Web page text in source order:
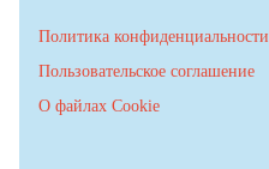
Политика конфиденциальности
Пользовательское соглашение
О файлах Cookie